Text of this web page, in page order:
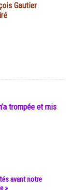
Gautier
trompée et mis
avant notre
»